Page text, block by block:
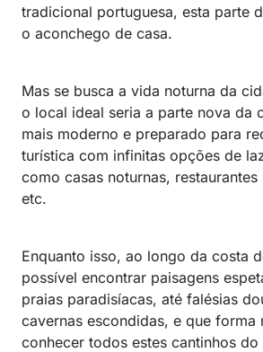
tradicional portuguesa, esta parte
o aconchego de casa.
Mas se busca a vida noturna da
o local ideal seria a parte nova da
mais moderno e preparado para
turística com infinitas opções de
como casas noturnas,
etc.
Enquanto isso, ao longo da costa
possível encontrar paisagens
praias paradisíacas, até falésias
cavernas escondidas, e que forma
conhecer todos estes cantinhos